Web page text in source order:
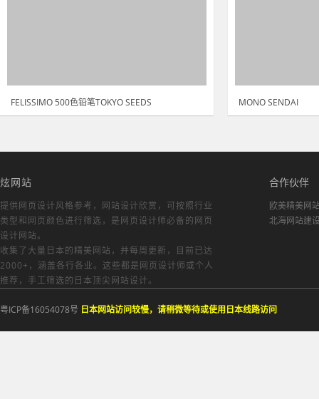
FELISSIMO 500色铅笔TOKYO SEEDS MONO SENDAI
炫网站
提供网页设计风格参考， 网站设计欣赏 ，可按照行业
类型和网页颜色进行筛选，是网页设计师必备的网页
设计网站。
收集了大量日本的精美网站，并每周更新，目前已达
2000+，涵盖各行各业。这些都是网页设计师或个人
推荐，手工筛选的日本顶尖网站设计。
合作伙伴
欧美精美网
北海网站建
粤ICP备16054078号 日本网站访问较慢，请稍微等待或使用日本线路访问